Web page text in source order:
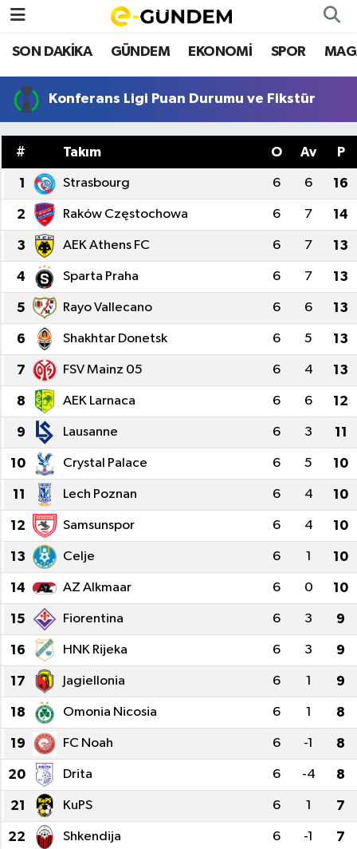
SON DAKİKA GÜNDEM EKONOMİ SPOR
Konferans Ligi Puan Durumu ve Fikstür
# Takım O Av P
1 Strasbourg 6 6 16
2 Raków Częstochowa 6 7 14
3 AEK Athens FC 6 7 13
4 Sparta Praha 6 7 13
5 Rayo Vallecano 6 6 13
6 Shakhtar Donetsk 6 5 13
7 FSV Mainz 05 6 4 13
8 AEK Larnaca 6 6 12
9 Lausanne 6 3 11
10 Crystal Palace 6 5 10
11 Lech Poznan 6 4 10
12 Samsunspor 6 4 10
13 Celje 6 1 10
14 AZ Alkmaar 6 0 10
15 Fiorentina 6 3 9
16 HNK Rijeka 6 3 9
17 Jagiellonia 6 1 9
18 Omonia Nicosia 6 1 8
19 FC Noah 6 -1 8
20 Drita 6 -4 8
21 KuPS 6 1 7
22 Shkendija 6 -1 7
SON DAKİKA
GÜNDEM
SPOR
MAGAZİN
SAĞLIK
TEKNOLOJİ
Nöbetçi Eczaneler
Hava Durumu
Trafik Durumu
Süper Lig Puan Durumu ve Fikstür
Tüm Manşetler
Son Dakika Haberleri
Haber Arşivi